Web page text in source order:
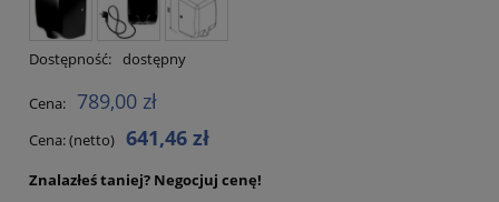
Dostępność: dostępny
Cena: 789,00 zł
Cena: (netto) 641,46 zł
Znalazłeś taniej? Negocjuj cenę!